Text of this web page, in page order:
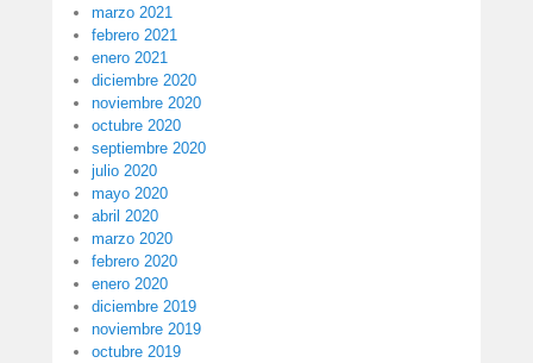
marzo 2021
febrero 2021
enero 2021
diciembre 2020
noviembre 2020
octubre 2020
septiembre 2020
julio 2020
mayo 2020
abril 2020
marzo 2020
febrero 2020
enero 2020
diciembre 2019
noviembre 2019
octubre 2019